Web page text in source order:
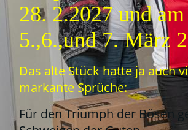
28. 2.2027 und am
5.,6.,und 7. März
Das alte Stück hatte ja auch
markante Sprüche:
Für den Triumph der Bösen